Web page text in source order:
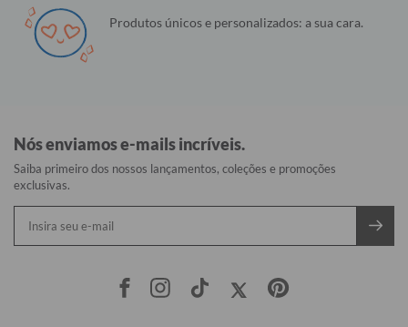
Produtos únicos e personalizados: a sua cara.
Nós enviamos e-mails incríveis.
Saiba primeiro dos nossos lançamentos, coleções e promoções
exclusivas.